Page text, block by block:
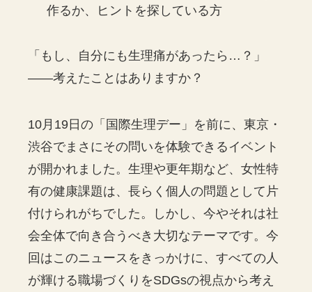
作るか、ヒントを探している方
「もし、自分にも生理痛があったら…？」
——考えたことはありますか？
10月19日の「国際生理デー」を前に、東京・
渋谷でまさにその問いを体験できるイベント
が開かれました。生理や更年期など、女性特
有の健康課題は、長らく個人の問題として片
付けられがちでした。しかし、今やそれは社
会全体で向き合うべき大切なテーマです。今
回はこのニュースをきっかけに、すべての人
が輝ける職場づくりをSDGsの視点から考え